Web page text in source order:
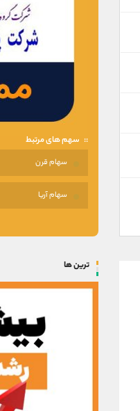
سهم های مرتبط
سهام قرن
سهام آریا
ترین ها